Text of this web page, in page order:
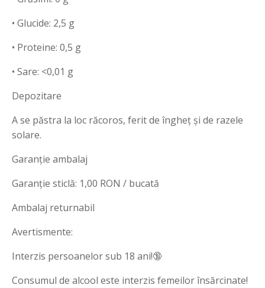
• Glucide: 2,5 g
• Proteine: 0,5 g
• Sare: <0,01 g
Depozitare
A se păstra la loc răcoros, ferit de îngheț și de razele
solare.
Garanție ambalaj
Garanție sticlă: 1,00 RON / bucată
Ambalaj returnabil
Avertismente:
Interzis persoanelor sub 18 ani!🔞
Consumul de alcool este interzis femeilor însărcinate!